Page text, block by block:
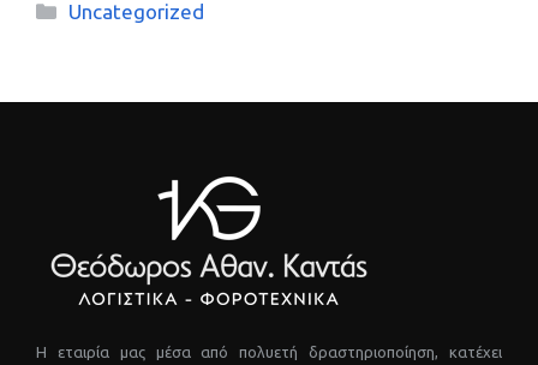
Κατηγορίες
Uncategorized
Η εταιρία μας μέσα από πολυετή δραστηριοποίηση, κατέχει